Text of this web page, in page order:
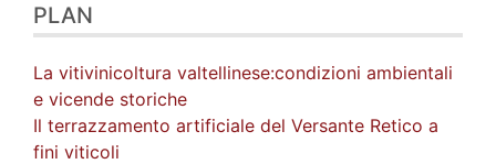
PLAN
La vitivinicoltura valtellinese:condizioni ambientali
e vicende storiche
Il terrazzamento artificiale del Versante Retico a
fini viticoli